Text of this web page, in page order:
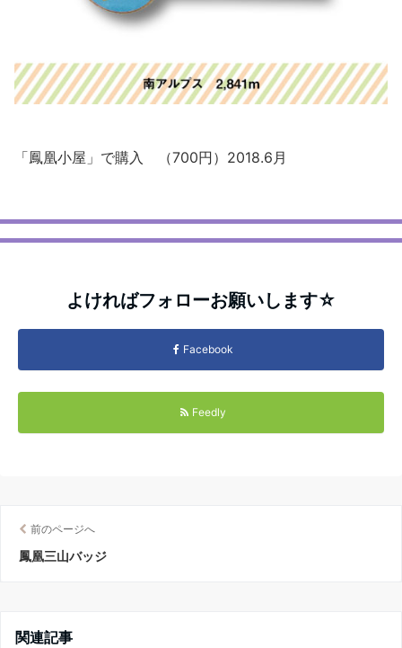
「鳳凰小屋」で購入 （700円）2018.6月
よければフォローお願いします☆
Facebook
Feedly
前のページへ
鳳凰三山バッジ
関連記事